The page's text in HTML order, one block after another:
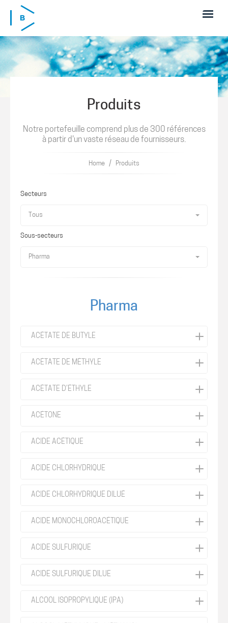
Skip to main content
Produits
Notre portefeuille comprend plus de 300 références
à partir d'un vaste réseau de fournisseurs.
Home / Produits
Secteurs
Tous
Sous-secteurs
Pharma
Pharma
ACÉTATE DE BUTYLE
ACÉTATE DE MÉTHYLE
ACÉTATE D’ÉTHYLE
ACÉTONE
ACIDE ACÉTIQUE
ACIDE CHLORHYDRIQUE
ACIDE CHLORHYDRIQUE DILUÉ
ACIDE MONOCHLOROACÉTIQUE
ACIDE SULFURIQUE
ACIDE SULFURIQUE DILUE
ALCOOL ISOPROPYLIQUE (IPA)